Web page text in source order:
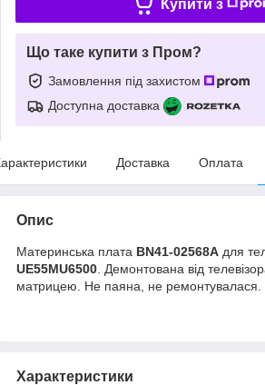
Купити з
Що таке купити з Пром?
Замовлення під захистом
Доступна доставка
Доставка Оплата
Опис
Материнська плата BN41-02568A для
UE55MU6500 Демонтована від
матрицею. Не паяна, не
Характеристики